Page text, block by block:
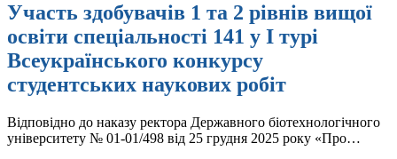
Участь здобувачів 1 та 2 рівнів вищої
освіти спеціальності 141 у І турі
Всеукраїнського конкурсу
студентських наукових робіт
Відповідно до наказу ректора Державного біотехнологічного
університету № 01-01/498 від 25 грудня 2025 року «Про…